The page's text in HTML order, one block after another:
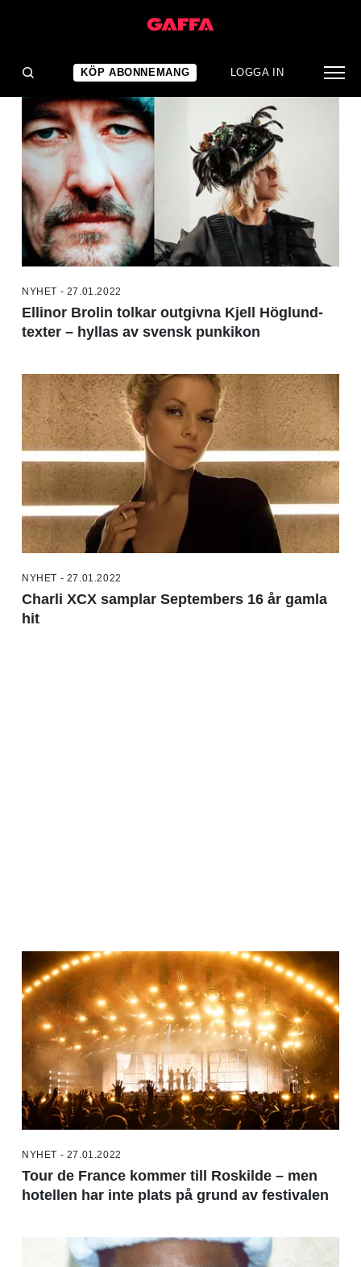
KÖP ABONNEMANG LOGGA IN
NYHET - 27.01.2022
Ellinor Brolin tolkar outgivna Kjell Höglund-
texter – hyllas av svensk punkikon
NYHET - 27.01.2022
Charli XCX samplar Septembers 16 år gamla
hit
NYHET - 27.01.2022
Tour de France kommer till Roskilde – men
hotellen har inte plats på grund av festivalen